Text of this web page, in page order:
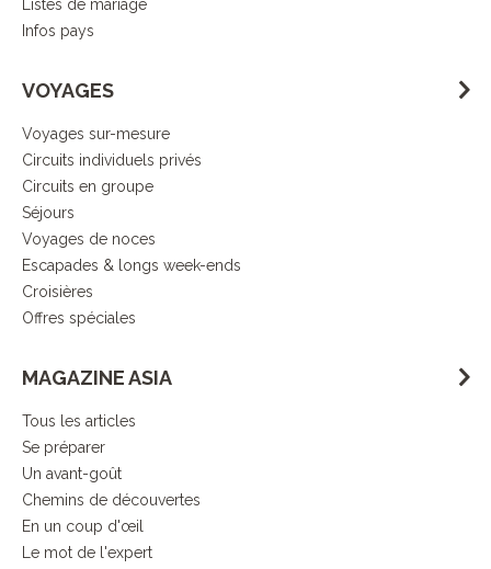
Listes de mariage
Infos pays
VOYAGES
Voyages sur-mesure
Circuits individuels privés
Circuits en groupe
Séjours
Voyages de noces
Escapades & longs week-ends
Croisières
Offres spéciales
MAGAZINE ASIA
Tous les articles
Se préparer
Un avant-goût
Chemins de découvertes
En un coup d'œil
Le mot de l'expert